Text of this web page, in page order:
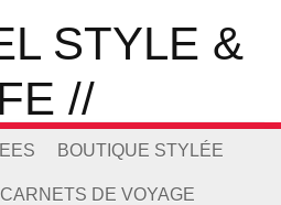
BOUTIQUE STYLÉE
DE VOYAGE